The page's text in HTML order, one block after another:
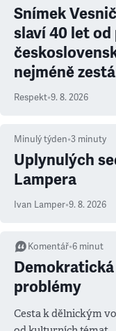
Snímek
slaví 40 let
nejméně
Respekt•9. 8. 2026
Minulý týden•3 minuty
Uplynulých
Lampera
Ivan Lamper•9. 8. 2026
Komentář•6 minut
problémy
Cesta k dělnickým